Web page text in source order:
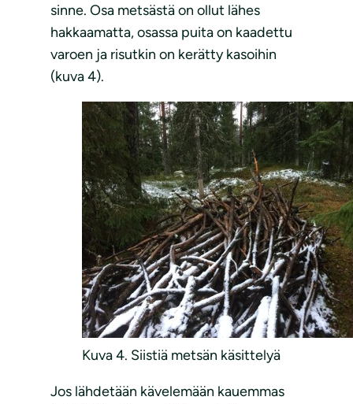
sinne. Osa metsästä on ollut lähes
hakkaamatta, osassa puita on kaadettu
varoen ja risutkin on kerätty kasoihin
(kuva 4).
Kuva 4. Siistiä metsän käsittelyä
Jos lähdetään kävelemään kauemmas